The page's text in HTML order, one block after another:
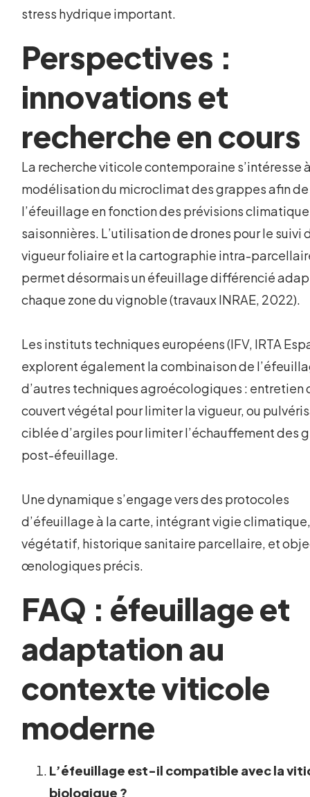
stress hydrique important.
Perspectives :
innovations et
recherche en cours
La recherche viticole contemporaine s’intéresse
modélisation du microclimat des grappes afin
l’éfeuillage en fonction des prévisions
saisonnières. L’utilisation de drones pour le suivi
vigueur foliaire et la cartographie intra-
permet désormais un éfeuillage différencié
chaque zone du vignoble (travaux INRAE, 2022).
Les instituts techniques européens (IFV, IRTA
explorent également la combinaison de
d’autres techniques agroécologiques : entretien
couvert végétal pour limiter la vigueur, ou
ciblée d’argiles pour limiter l’échauffement des
post-éfeuillage.
Une dynamique s’engage vers des protocoles
d’éfeuillage à la carte, intégrant vigie
végétatif, historique sanitaire parcellaire, et
œnologiques précis.
FAQ : éfeuillage et
adaptation au
contexte viticole
moderne
L’éfeuillage est-il compatible avec la
biologique ?